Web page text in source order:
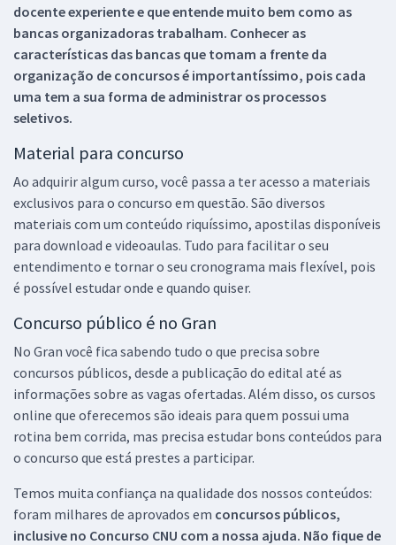
docente experiente e que entende muito bem como as
bancas organizadoras trabalham. Conhecer as
características das bancas que tomam a frente da
organização de concursos é importantíssimo, pois cada
uma tem a sua forma de administrar os processos
seletivos.
Material para concurso
Ao adquirir algum curso, você passa a ter acesso a materiais
exclusivos para o concurso em questão. São diversos
materiais com um conteúdo riquíssimo, apostilas disponíveis
para download e videoaulas. Tudo para facilitar o seu
entendimento e tornar o seu cronograma mais flexível, pois
é possível estudar onde e quando quiser.
Concurso público é no Gran
No Gran você fica sabendo tudo o que precisa sobre
concursos públicos, desde a publicação do edital até as
informações sobre as vagas ofertadas. Além disso, os cursos
online que oferecemos são ideais para quem possui uma
rotina bem corrida, mas precisa estudar bons conteúdos para
o concurso que está prestes a participar.
Temos muita confiança na qualidade dos nossos conteúdos:
foram milhares de aprovados em concursos públicos,
inclusive no Concurso CNU com a nossa ajuda. Não fique de